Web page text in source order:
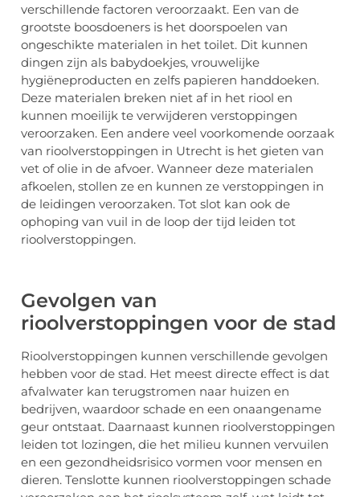
verschillende factoren veroorzaakt. Een van de
grootste boosdoeners is het doorspoelen van
ongeschikte materialen in het toilet. Dit kunnen
dingen zijn als babydoekjes, vrouwelijke
hygiëneproducten en zelfs papieren handdoeken.
Deze materialen breken niet af in het riool en
kunnen moeilijk te verwijderen verstoppingen
veroorzaken. Een andere veel voorkomende oorzaak
van rioolverstoppingen in Utrecht is het gieten van
vet of olie in de afvoer. Wanneer deze materialen
afkoelen, stollen ze en kunnen ze verstoppingen in
de leidingen veroorzaken. Tot slot kan ook de
ophoping van vuil in de loop der tijd leiden tot
rioolverstoppingen.
Gevolgen van
rioolverstoppingen voor de stad
Rioolverstoppingen kunnen verschillende gevolgen
hebben voor de stad. Het meest directe effect is dat
afvalwater kan terugstromen naar huizen en
bedrijven, waardoor schade en een onaangename
geur ontstaat. Daarnaast kunnen rioolverstoppingen
leiden tot lozingen, die het milieu kunnen vervuilen
en een gezondheidsrisico vormen voor mensen en
dieren. Tenslotte kunnen rioolverstoppingen schade